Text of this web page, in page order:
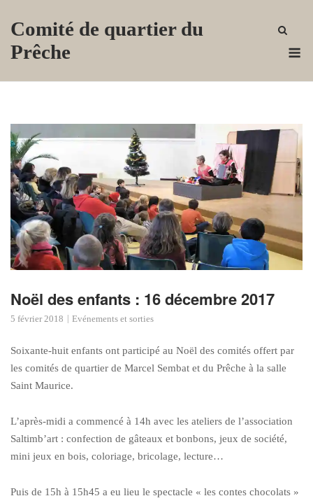
Comité de quartier du
Prêche
Noël des enfants : 16 décembre 2017
5 février 2018 Evénements et sorties
Soixante-huit enfants ont participé au Noël des comités offert par
les comités de quartier de Marcel Sembat et du Prêche à la salle
Saint Maurice.
L’après-midi a commencé à 14h avec les ateliers de l’association
Saltimb’art : confection de gâteaux et bonbons, jeux de société,
mini jeux en bois, coloriage, bricolage, lecture…
Puis de 15h à 15h45 a eu lieu le spectacle « les contes chocolats »